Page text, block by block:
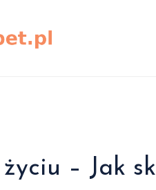
– Jak